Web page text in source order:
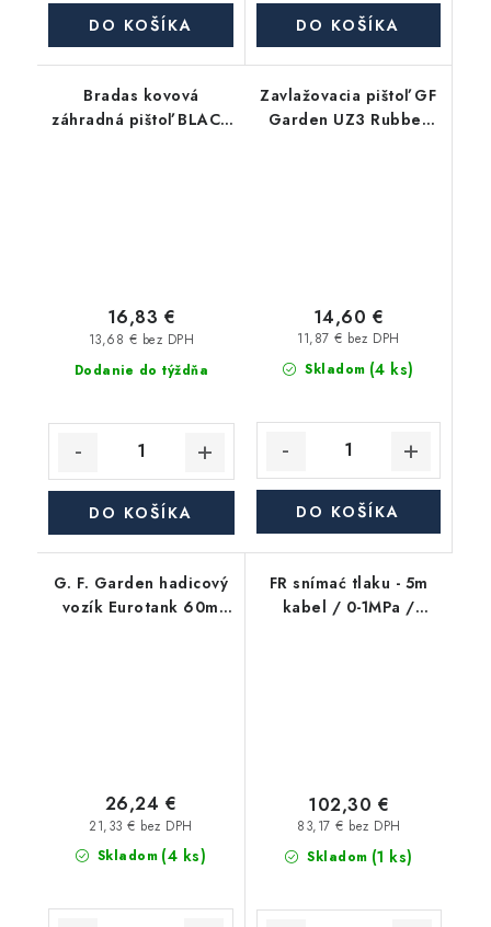
DO KOŠÍKA DO KOŠÍKA
Bradas kovová
záhradná pištoľ BLACK
Dodanie do týždňa
13,68 € bez DPH
16,83 €
DO KOŠÍKA
Zavlažovacia pištoľ GF
Garden UZ3 Rubber
Skladom (4 ks)
11,87 € bez DPH
14,60 €
DO KOŠÍKA
G. F. Garden hadicový
vozík Eurotank 60m
Skladom (4 ks)
21,33 € bez DPH
26,24 €
FR snímać tlaku - 5m
kabel / 0-1MPa /
Skladom (1 ks)
83,17 € bez DPH
102,30 €